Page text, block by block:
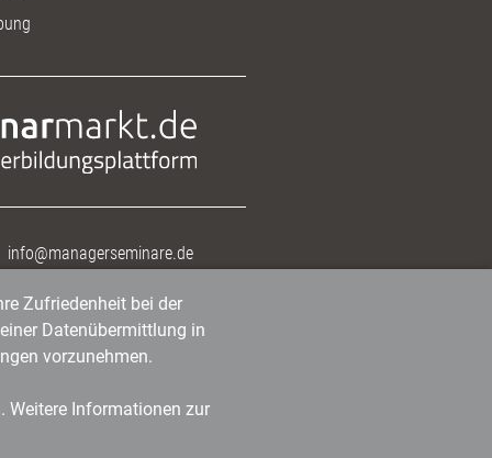
info@managerseminare.de
Zufriedenheit bei der
Datenübermittlung in
vorzunehmen.
Weitere Informationen zur